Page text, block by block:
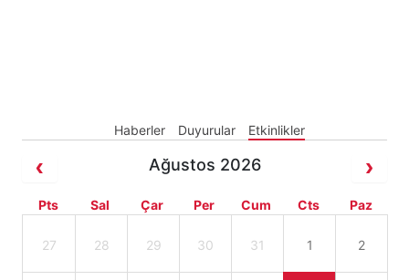
Haberler Duyurular Etkinlikler
Ağustos 2026
Pts Sal Çar Per Cum Cts Paz
27 28 29 30 31 1 2